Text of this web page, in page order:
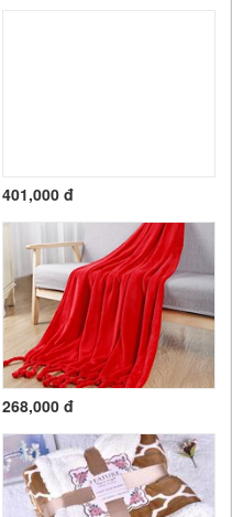
401,000 đ
268,000 đ